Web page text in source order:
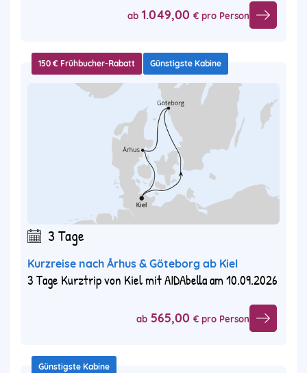
ab 1.049,00 € pro Person
150 € Frühbucher-Rabatt Günstigste Kabine
3 Tage
Kurzreise nach Århus & Göteborg ab Kiel
3 Tage Kurztrip von Kiel mit AIDAbella am 10.09.2026
ab 565,00 € pro Person
Günstigste Kabine